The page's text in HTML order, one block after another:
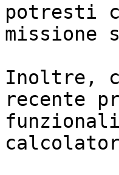
potresti
missione
Inoltre,
recente